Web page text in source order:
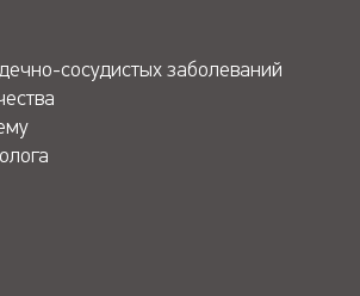
сосудистых заболеваний